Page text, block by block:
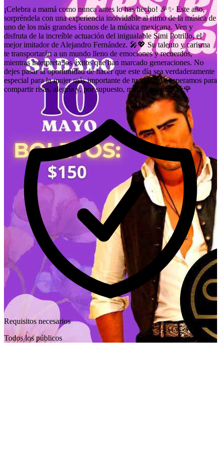
¡Celebra a mamá como nunca antes lo has hecho! 🎉✨ Este año,
sorpréndela con una experiencia inolvidable al ritmo de la música de
uno de los más grandes íconos de la música mexicana. Ven y
disfruta de la increíble actuación del inigualable Simi Potrillo, el
mejor imitador de Alejandro Fernández. 🎤💖 Su talento y carisma
te transportarán a un mundo lleno de emociones y recuerdos,
mientras interpreta los éxitos que han marcado generaciones. No
dejes pasar la oportunidad de hacer que este día sea verdaderamente
especial para la mujer más importante de tu vida. ¡Te esperamos para
compartir risas, alegría y, por supuesto, mucha música! 🎶🌹
Requisitos necesarios
Todos los públicos